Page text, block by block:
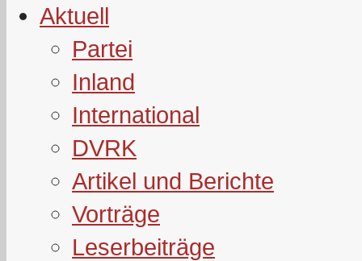
Aktuell
Partei
Inland
International
DVRK
Artikel und Berichte
Vorträge
Leserbeiträge